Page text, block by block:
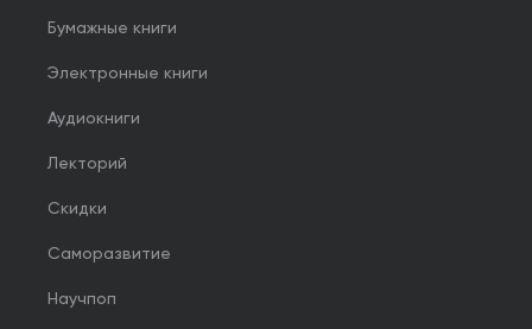
Бумажные книги
Электронные книги
Аудиокниги
Лекторий
Скидки
Саморазвитие
Научпоп